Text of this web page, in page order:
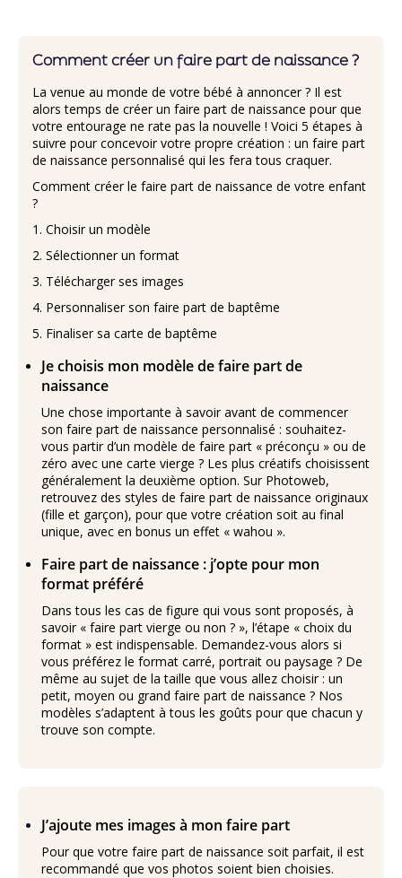
Comment créer un faire part de naissance ?
La venue au monde de votre bébé à annoncer ? Il est
alors temps de créer un faire part de naissance pour que
votre entourage ne rate pas la nouvelle ! Voici 5 étapes à
suivre pour concevoir votre propre création : un faire part
de naissance personnalisé qui les fera tous craquer.
Comment créer le faire part de naissance de votre enfant
?
Choisir un modèle
Sélectionner un format
Télécharger ses images
Personnaliser son faire part de baptême
Finaliser sa carte de baptême
Je choisis mon modèle de faire part de
naissance
Une chose importante à savoir avant de commencer
son faire part de naissance personnalisé : souhaitez-
vous partir d’un modèle de faire part « préconçu » ou de
zéro avec une carte vierge ? Les plus créatifs choisissent
généralement la deuxième option. Sur Photoweb,
retrouvez des styles de faire part de naissance originaux
(fille et garçon), pour que votre création soit au final
unique, avec en bonus un effet « wahou ».
Faire part de naissance : j’opte pour mon
format préféré
Dans tous les cas de figure qui vous sont proposés, à
savoir « faire part vierge ou non ? », l’étape « choix du
format » est indispensable. Demandez-vous alors si
vous préférez le format carré, portrait ou paysage ? De
même au sujet de la taille que vous allez choisir : un
petit, moyen ou grand faire part de naissance ? Nos
modèles s’adaptent à tous les goûts pour que chacun y
trouve son compte.
J’ajoute mes images à mon faire part
Pour que votre faire part de naissance soit parfait, il est
recommandé que vos photos soient bien choisies.